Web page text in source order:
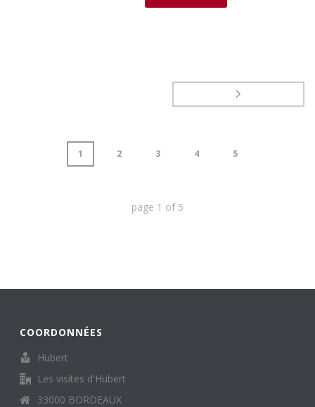
1 2 3 4 5
page 1 of 5
COORDONNÉES
Hubert
Les visites d'Hubert
33000 BORDEAUX